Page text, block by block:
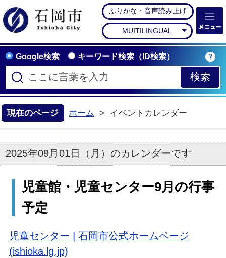
石岡市公式ホームペー
ふりがな・音声読み上げ
MUITILINGUAL
Google検索 キーワード検索（ID検索）
現在のページ ホーム イベントカレンダー
2025年09月01日（月）のカレンダーです
児童館・児童センター9月の行事
予定
児童センター | 石岡市公式ホームページ
(ishioka.lg.jp)